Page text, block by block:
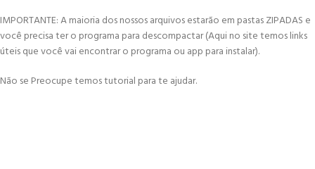
IMPORTANTE: A maioria dos nossos arquivos estarão em pastas ZIPADAS e
você precisa ter o programa para descompactar (Aqui no site temos links
úteis que você vai encontrar o programa ou app para instalar).
Não se Preocupe temos tutorial para te ajudar.